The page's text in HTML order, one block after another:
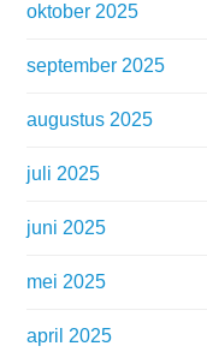
oktober 2025
september 2025
augustus 2025
juli 2025
juni 2025
mei 2025
april 2025